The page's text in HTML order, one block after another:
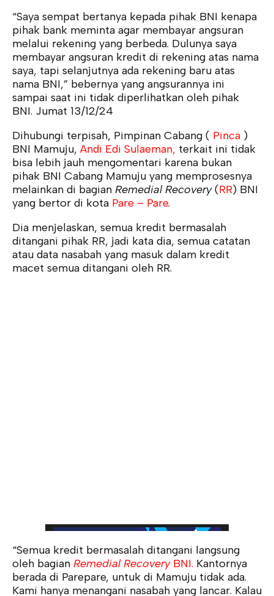
“Saya sempat bertanya kepada pihak BNI kenapa
pihak bank meminta agar membayar angsuran
melalui rekening yang berbeda. Dulunya saya
membayar angsuran kredit di rekening atas nama
saya, tapi selanjutnya ada rekening baru atas
nama BNI,” bebernya yang angsurannya ini
sampai saat ini tidak diperlihatkan oleh pihak
BNI. Jumat 13/12/24
Dihubungi terpisah, Pimpinan Cabang ( Pinca )
BNI Mamuju, Andi Edi Sulaeman, terkait ini tidak
bisa lebih jauh mengomentari karena bukan
pihak BNI Cabang Mamuju yang memprosesnya
melainkan di bagian Remedial Recovery(RR) BNI
yang bertor di kota Pare – Pare.
Dia menjelaskan, semua kredit bermasalah
ditangani pihak RR, jadi kata dia, semua catatan
atau data nasabah yang masuk dalam kredit
macet semua ditangani oleh RR.
“Semua kredit bermasalah ditangani langsung
oleh bagian Remedial RecoveryBNI. Kantornya
berada di Parepare, untuk di Mamuju tidak ada.
Kami hanya menangani nasabah yang lancar. Kalau